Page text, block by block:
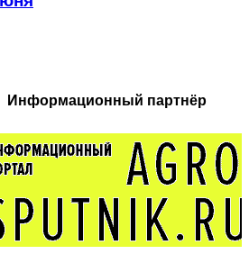
Информационный партнёр